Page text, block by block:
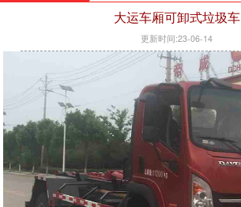
大运车厢可卸式垃圾车
更新时间:23-06-14